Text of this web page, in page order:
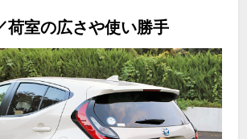
荷室の広さや使い勝手